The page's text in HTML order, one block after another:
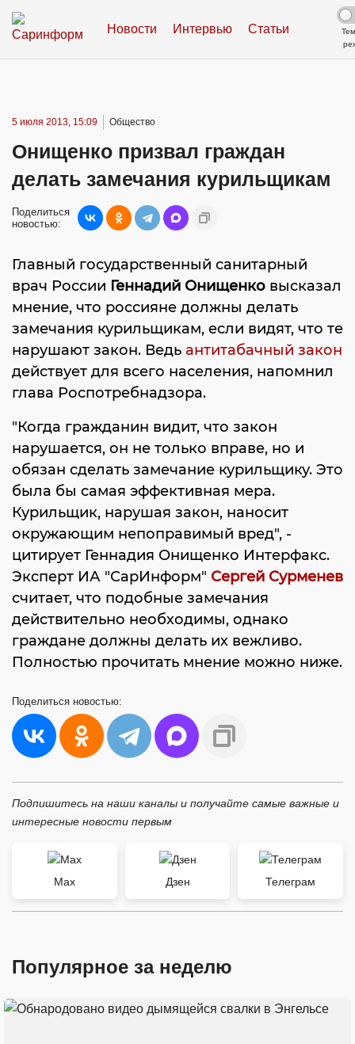
Новости Интервью Статьи
5 июля 2013, 15:09 Общество
Онищенко призвал граждан
делать замечания курильщикам
Поделиться
новостью:
Главный государственный санитарный
врач России Геннадий Онищенко высказал
мнение, что россияне должны делать
замечания курильщикам, если видят, что те
нарушают закон. Ведь антитабачный закон
действует для всего населения, напомнил
глава Роспотребнадзора.
"Когда гражданин видит, что закон
нарушается, он не только вправе, но и
обязан сделать замечание курильщику. Это
была бы самая эффективная мера.
Курильщик, нарушая закон, наносит
окружающим непоправимый вред", -
цитирует Геннадия Онищенко Интерфакс.
Эксперт ИА "СарИнформ" Сергей Сурменев
считает, что подобные замечания
действительно необходимы, однако
граждане должны делать их вежливо.
Полностью прочитать мнение можно ниже.
Поделиться новостью:
Подпишитесь на наши каналы и получайте самые важные и
интересные новости первым
Max Дзен Телеграм
Популярное за неделю